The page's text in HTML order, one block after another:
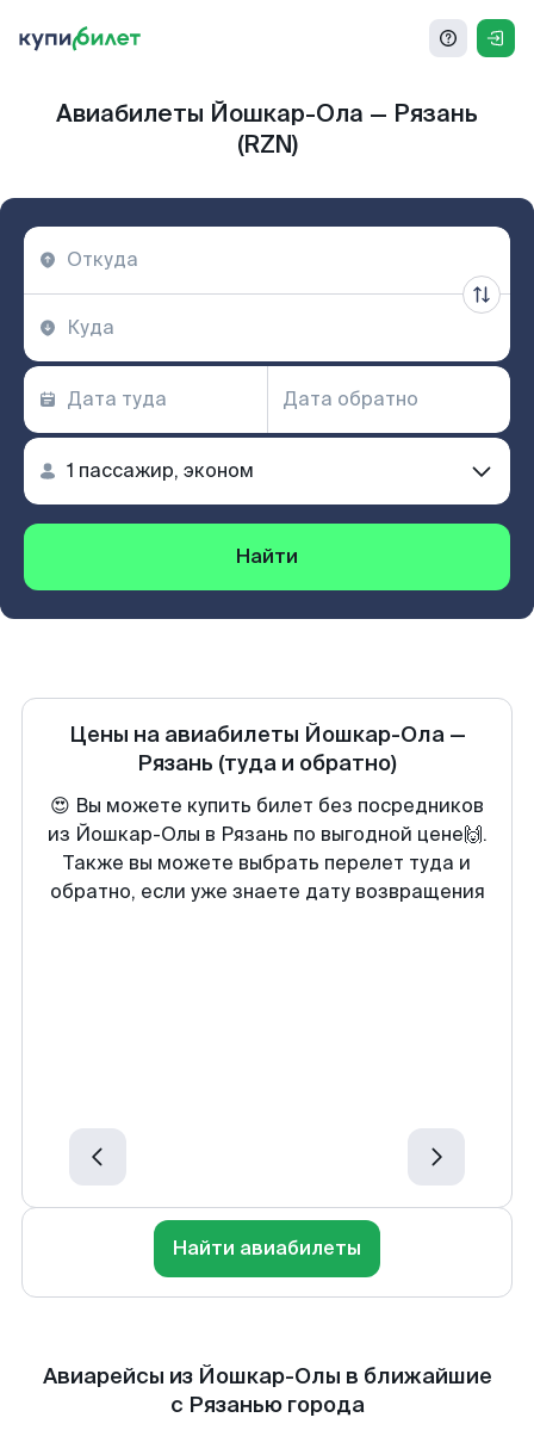
Авиабилеты Йошкар-Ола — Рязань
(RZN)
Найти
Цены на авиабилеты Йошкар-Ола—
Рязань (туда и обратно)
😍 Вы можете купить билет без посредников
из Йошкар-Олы в Рязань по выгодной цене🙌.
Также вы можете выбрать перелет туда и
обратно, если уже знаете дату возвращения
Найти авиабилеты
Авиарейсы из Йошкар-Олы в ближайшие
с Рязанью города